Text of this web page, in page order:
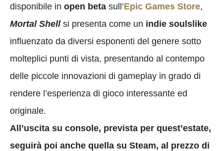
disponibile in open beta sull’Epic Games Store,
Mortal Shell si presenta come un indie soulslike
influenzato da diversi esponenti del genere sotto
molteplici punti di vista, presentando al contempo
delle piccole innovazioni di gameplay in grado di
rendere l’esperienza di gioco interessante ed
originale.
All’uscita su console, prevista per quest’estate,
seguirà poi anche quella su Steam, al prezzo di